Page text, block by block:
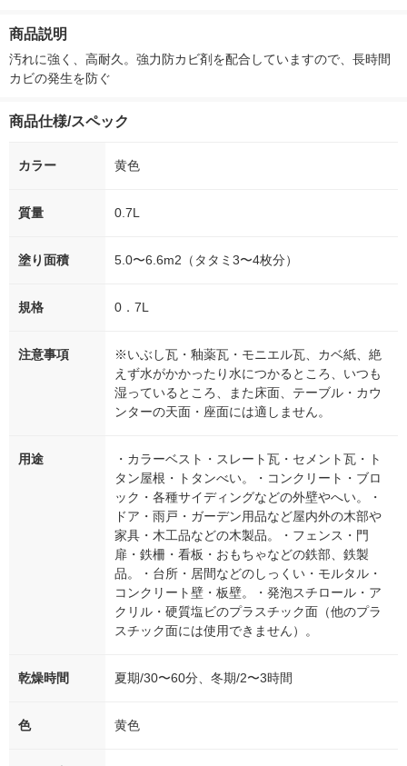
商品説明
汚れに強く、高耐久。強力防カビ剤を配合していますので、長時間
カビの発生を防ぐ
商品仕様/スペック
カラー 黄色
質量 0.7L
塗り面積 5.0〜6.6m2（タタミ3〜4枚分）
規格 0．7L
注意事項
※いぶし瓦・釉薬瓦・モニエル瓦、カベ紙、絶
えず水がかかったり水につかるところ、いつも
湿っているところ、また床面、テーブル・カウ
ンターの天面・座面には適しません。
用途
・カラーベスト・スレート瓦・セメント瓦・ト
タン屋根・トタンべい。・コンクリート・ブロ
ック・各種サイディングなどの外壁やへい。・
ドア・雨戸・ガーデン用品など屋内外の木部や
家具・木工品などの木製品。・フェンス・門
扉・鉄柵・看板・おもちゃなどの鉄部、鉄製
品。・台所・居間などのしっくい・モルタル・
コンクリート壁・板壁。・発泡スチロール・ア
クリル・硬質塩ビのプラスチック面（他のプラ
スチック面には使用できません）。
乾燥時間 夏期/30〜60分、冬期/2〜3時間
色 黄色